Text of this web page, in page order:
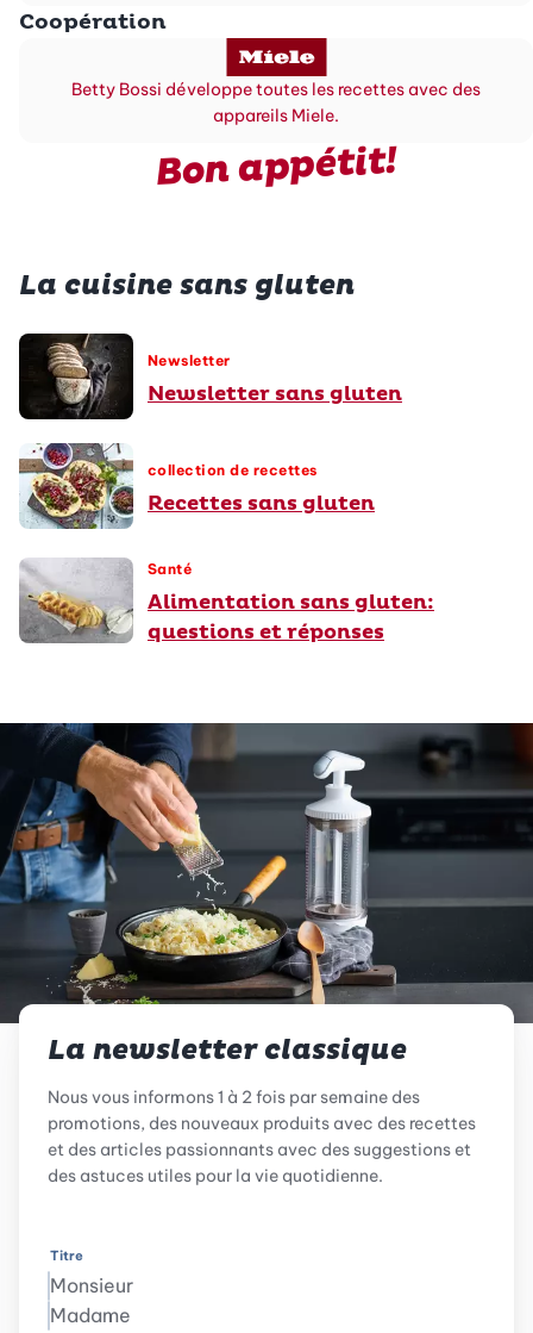
Coopération
Betty Bossi développe toutes les recettes avec des
appareils Miele.
Bon appétit!
La cuisine sans gluten
Newsletter
Newsletter sans gluten
collection de recettes
Recettes sans gluten
Santé
Alimentation sans gluten:
questions et réponses
La newsletter classique
Nous vous informons 1 à 2 fois par semaine des
promotions, des nouveaux produits avec des recettes
et des articles passionnants avec des suggestions et
des astuces utiles pour la vie quotidienne.
Titre
Monsieur
Madame